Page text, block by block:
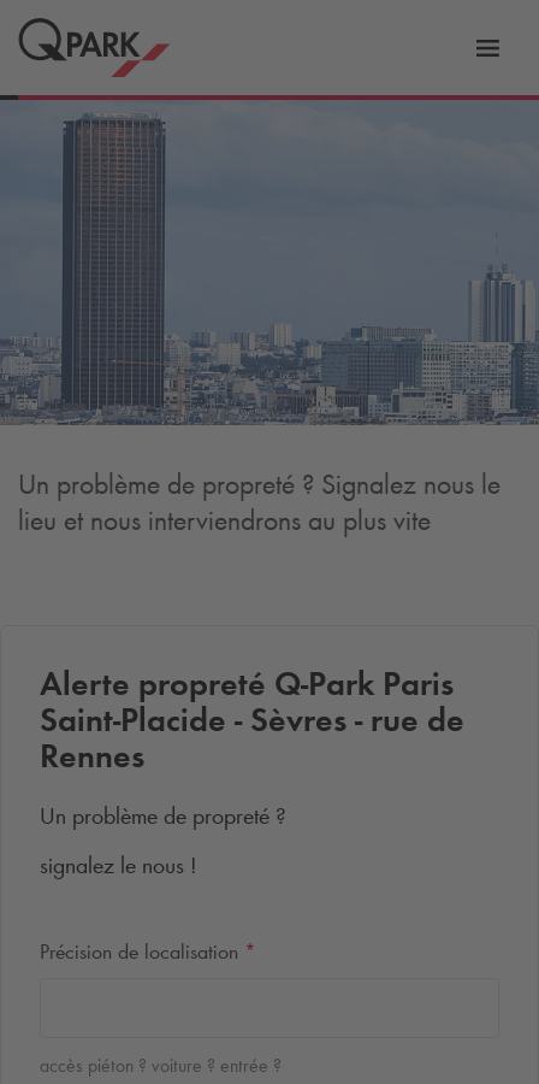
vers
Un problème de propreté ? Signalez nous le
lieu et nous interviendrons au plus vite
Alerte propreté Q-Park Paris
Saint-Placide - Sèvres - rue de
Rennes
Un problème de propreté ?
signalez le nous !
Précision de localisation *
accès piéton ? voiture ? entrée ?